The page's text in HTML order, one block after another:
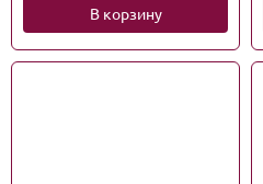
В корзину